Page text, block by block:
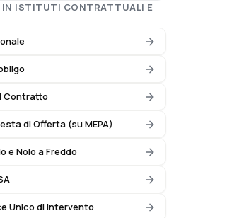
ISTITUTI CONTRATTUALI E
Contratto
di Offerta (su MEPA)
e Nolo a Freddo
Unico di Intervento